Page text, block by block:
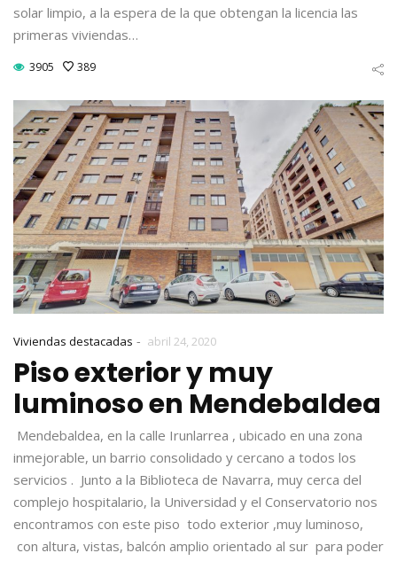
solar limpio, a la espera de la que obtengan la licencia las
primeras viviendas…
3905 389
Viviendas destacadas - abril 24, 2020
Piso exterior y muy
luminoso en Mendebaldea
Mendebaldea, en la calle Irunlarrea , ubicado en una zona
inmejorable, un barrio consolidado y cercano a todos los
servicios . Junto a la Biblioteca de Navarra, muy cerca del
complejo hospitalario, la Universidad y el Conservatorio nos
encontramos con este piso todo exterior ,muy luminoso,
con altura, vistas, balcón amplio orientado al sur para poder